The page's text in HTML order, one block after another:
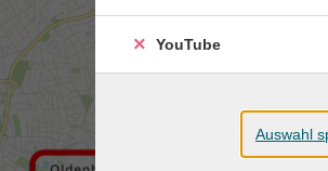
YouTube
Auswahl